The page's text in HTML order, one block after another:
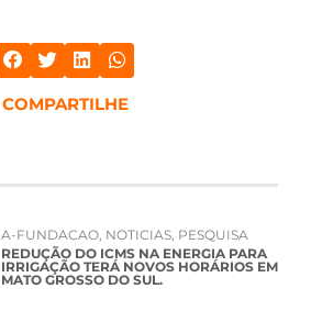
COMPARTILHE
A-FUNDACAO, NOTICIAS, PESQUISA
REDUÇÃO DO ICMS NA ENERGIA PARA
IRRIGAÇÃO TERÁ NOVOS HORÁRIOS EM
MATO GROSSO DO SUL.